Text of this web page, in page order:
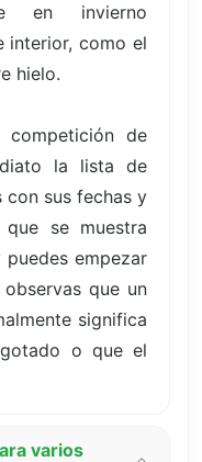
en invierno
interior, como el
hielo.
de
la lista de
sus fechas y
se muestra
empezar
que un
significa
o que el
varios